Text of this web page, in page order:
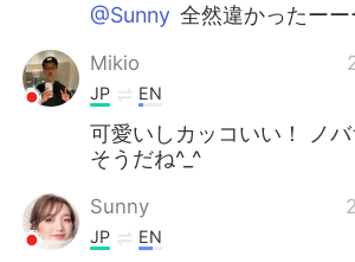
@Sunny 全然違かったーー
Mikio
JP EN
可愛いしカッコいい！ ノ
そうだね^_^
Sunny
JP EN